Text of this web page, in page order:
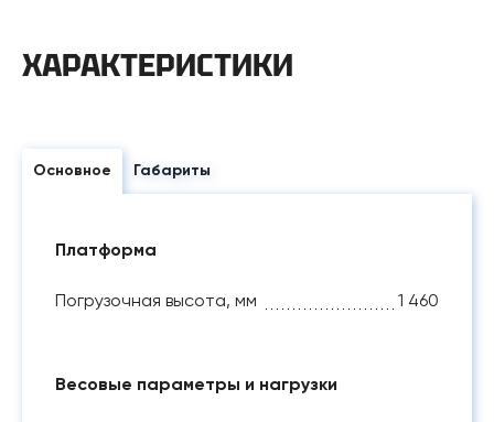
ХАРАКТЕРИСТИКИ
Основное Габариты
Платформа
Погрузочная высота, мм 1 460
Весовые параметры и нагрузки